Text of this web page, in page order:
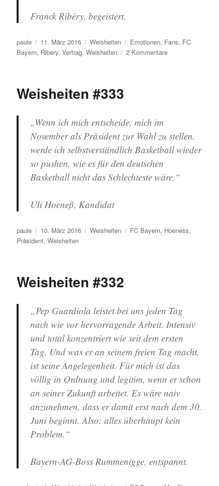
Franck Ribéry, begeistert.
Autor
paule
Veröffentlicht
am
11. März 2016 Kategorien
Weisheiten Schlagwörter
Emotionen, Fans, FC
Bayern, Ribery,Vertrag,Weisheiten 2 Kommentarezu
Weisheiten #333
„Wenn ich mich entscheide, mich im
November als Präsident zur Wahl zu stellen,
werde ich selbstverständlich Basketball wieder
so pushen, wie es für den deutschen
Basketball nicht das Schlechteste wäre.“
Uli Hoeneß, Kandidat
Autor
paule
Veröffentlicht
am
10. März 2016 Kategorien
Weisheiten Schlagwörter
FC Bayern, Hoeness,
Präsident,Weisheiten
Weisheiten #332
„Pep Guardiola leistet bei uns jeden Tag
nach wie vor hervorragende Arbeit. Intensiv
und total konzentriert wie seit dem ersten
Tag. Und was er an seinem freien Tag macht,
ist seine Angelegenheit. Für mich ist das
völlig in Ordnung und legitim, wenn er schon
an seiner Zukunft arbeitet. Es wäre naiv
anzunehmen, dass er damit erst nach dem 30.
Juni beginnt. Also: alles überhaupt kein
Problem.“
Bayern-AG-Boss Rummenigge, entspannt.